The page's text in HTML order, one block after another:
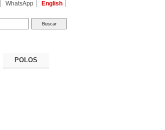
WhatsApp English
POLOS